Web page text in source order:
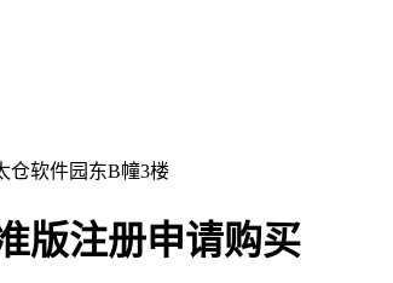
仓软件园东B幢3楼
版注册申请购买